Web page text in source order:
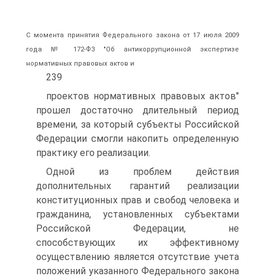
С момента принятия Федерального закона от 17 июля 2009
года № 172-ФЗ "Об антикоррупционной экспертизе
нормативных правовых актов и
239
проектов нормативных правовых актов"
прошел достаточно длительный период
времени, за который субъекты Российской
Федерации смогли накопить определенную
практику его реализации.
Одной из проблем действия
дополнительных гарантий реализации
конституционных прав и свобод человека и
гражданина, установленных субъектами
Российской Федерации, не
способствующих их эффективному
осуществлению является отсутствие учета
положений указанного Федерального закона